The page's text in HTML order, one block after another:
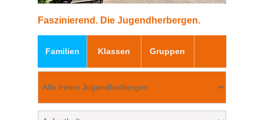
Faszinierend. Die Jugendherbergen.
Familien Klassen Gruppen